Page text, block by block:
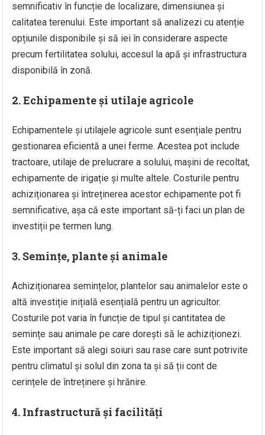
semnificativ în funcție de localizare, dimensiunea și
calitatea terenului. Este important să analizezi cu atenție
opțiunile disponibile și să iei în considerare aspecte
precum fertilitatea solului, accesul la apă și infrastructura
disponibilă în zonă.
2. Echipamente și utilaje agricole
Echipamentele și utilajele agricole sunt esențiale pentru
gestionarea eficientă a unei ferme. Acestea pot include
tractoare, utilaje de prelucrare a solului, mașini de recoltat,
echipamente de irigație și multe altele. Costurile pentru
achiziționarea și întreținerea acestor echipamente pot fi
semnificative, așa că este important să-ți faci un plan de
investiții pe termen lung.
3. Semințe, plante și animale
Achiziționarea semințelor, plantelor sau animalelor este o
altă investiție inițială esențială pentru un agricultor.
Costurile pot varia în funcție de tipul și cantitatea de
semințe sau animale pe care dorești să le achiziționezi.
Este important să alegi soiuri sau rase care sunt potrivite
pentru climatul și solul din zona ta și să ții cont de
cerințele de întreținere și hrănire.
4. Infrastructură și facilități